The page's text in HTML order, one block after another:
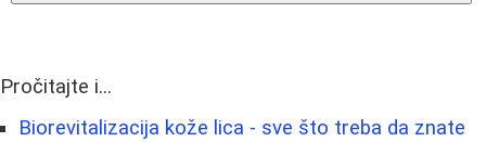
Pročitajte i...
Biorevitalizacija kože lica - sve što treba da znate